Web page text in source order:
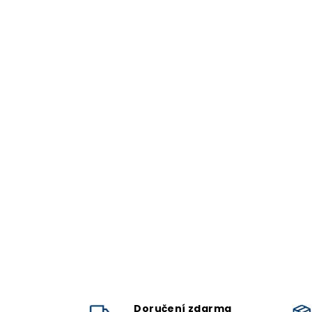
Doručení zdarma